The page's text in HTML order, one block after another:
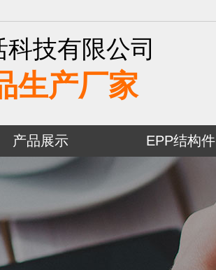
技有限公司
生产厂家
产品展示 EPP结构件